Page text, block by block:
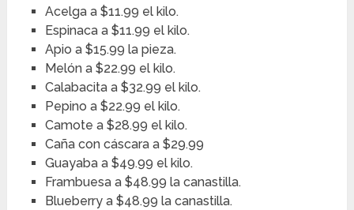
Acelga a $11.99 el kilo.
Espinaca a $11.99 el kilo.
Apio a $15.99 la pieza.
Melón a $22.99 el kilo.
Calabacita a $32.99 el kilo.
Pepino a $22.99 el kilo.
Camote a $28.99 el kilo.
Caña con cáscara a $29.99
Guayaba a $49.99 el kilo.
Frambuesa a $48.99 la canastilla.
Blueberry a $48.99 la canastilla.